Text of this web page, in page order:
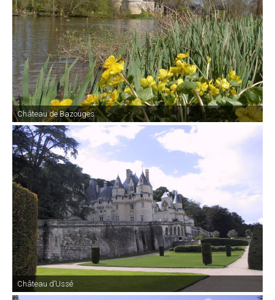
Château de Bazouges
Château d’Ussé